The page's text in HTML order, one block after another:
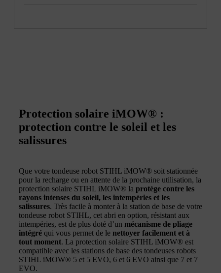
Protection solaire iMOW® :
protection contre le soleil et les
salissures
Que votre tondeuse robot STIHL iMOW® soit stationnée
pour la recharge ou en attente de la prochaine utilisation, la
protection solaire STIHL iMOW® la protège contre les
rayons intenses du soleil, les intempéries et les
salissures. Très facile à monter à la station de base de votre
tondeuse robot STIHL, cet abri en option, résistant aux
intempéries, est de plus doté d’un mécanisme de pliage
intégré qui vous permet de le nettoyer facilement et à
tout moment. La protection solaire STIHL iMOW® est
compatible avec les stations de base des tondeuses robots
STIHL iMOW® 5 et 5 EVO, 6 et 6 EVO ainsi que 7 et 7
EVO.